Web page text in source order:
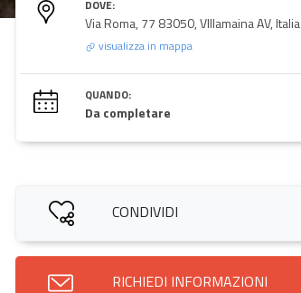
DOVE:
Via Roma, 77 83050, VIllamaina AV, Italia
visualizza in mappa
QUANDO:
Da completare
CONDIVIDI
RICHIEDI INFORMAZIONI